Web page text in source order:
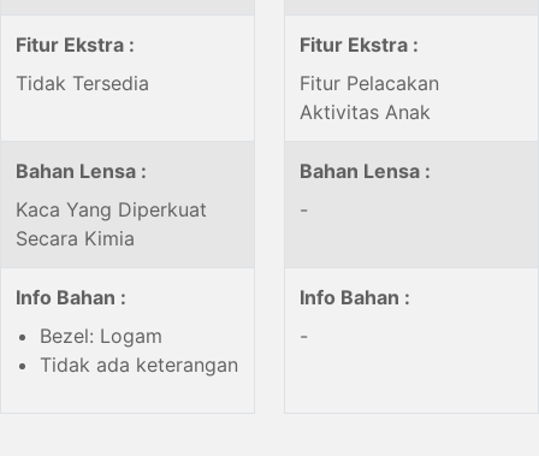
Fitur Ekstra :
Tidak Tersedia
Fitur Ekstra :
Fitur Pelacakan
Aktivitas Anak
Bahan Lensa :
Kaca Yang Diperkuat
Secara Kimia
Bahan Lensa :
-
Info Bahan :
Bezel: Logam
Tidak ada keterangan
Info Bahan :
-